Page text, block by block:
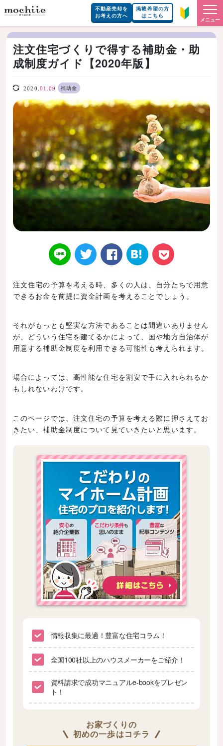
不動産売却を
お考えの方へ
掲載希望の方
はこちら
メニュー
注文住宅づくりで得する補助金・助
成制度ガイド【2020年版】
2020. 01.09 補助金
LINE Twitt Face はてなブ
ク
Poke
注文住宅の予算を考える時、多くの人は、自分たちで用意
できるお金を前提に資金計画を考えることでしょう。
それがもっとも堅実な方法であることは間違いありません
が、どういう住宅を建てるかによって、国や地方自治体が
用意する補助金制度を利用できる可能性も考えられます。
場合によっては、高性能な住宅を割安で手に入れられるか
もしれないわけです。
このページでは、注文住宅の予算を考える際に押さえてお
きたい、補助金制度について見ていきたいと思います。
情報収集に最適！豊富な住宅コラム！
全国100社以上のハウスメーカーをご紹介！
資料請求で成功マニュアルe-bookをプレゼン
ト！
お家づくりの
初めの一歩はコチラ